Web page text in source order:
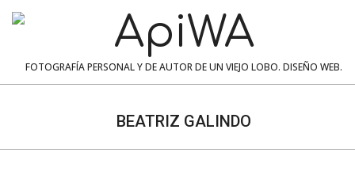
ApiWA
FOTOGRAFÍA PERSONAL Y DE AUTOR DE UN VIEJO LOBO. DISEÑO WEB.
BEATRIZ GALINDO